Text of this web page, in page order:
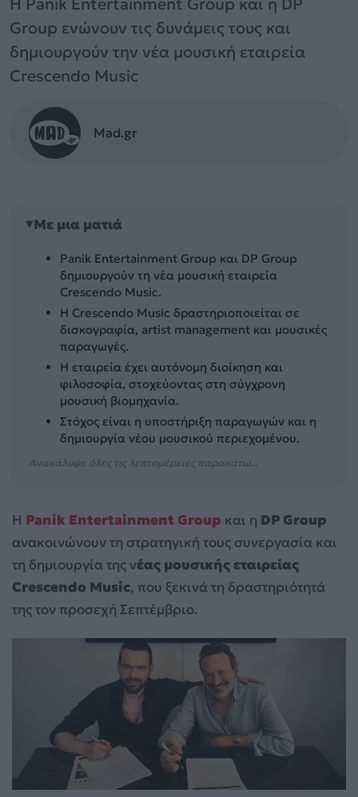
Group ενώνουν τις δυνάμεις τους και
δημιουργούν την νέα μουσική εταιρεία
Crescendo Music
Mad.gr
Με μια ματιά
Panik Entertainment Group και DP Group
δημιουργούν τη νέα μουσική εταιρεία
Crescendo Music.
Η Crescendo Music δραστηριοποιείται σε
δισκογραφία, artist management και μουσικές
παραγωγές.
Η εταιρεία έχει αυτόνομη διοίκηση και
φιλοσοφία, στοχεύοντας στη σύγχρονη
μουσική βιομηχανία.
Στόχος είναι η υποστήριξη παραγωγών και η
δημιουργία νέου μουσικού περιεχομένου.
Ανακάλυψε όλες τις λεπτομέρειες παρακάτω...
Η Panik Entertainment Group και η DP Group
ανακοινώνουν τη στρατηγική τους συνεργασία και
τη δημιουργία της νέας μουσικής εταιρείας
Crescendo Music, που ξεκινά τη δραστηριότητά
της τον προσεχή Σεπτέμβριο.